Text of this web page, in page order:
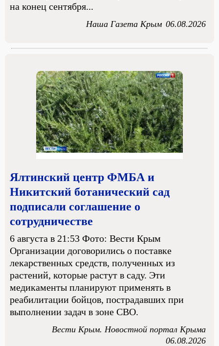
на конец сентября...
Наша Газета Крым 06.08.2026
Ялтинский центр ФМБА и
Никитский ботанический сад
подписали соглашение о
сотрудничестве
6 августа в 21:53 Фото: Вести Крым
Организации договорились о поставке
лекарственных средств, полученных из
растений, которые растут в саду. Эти
медикаменты планируют применять в
реабилитации бойцов, пострадавших при
выполнении задач в зоне СВО.
Вести Крым. Новостной портал Крыма
06.08.2026